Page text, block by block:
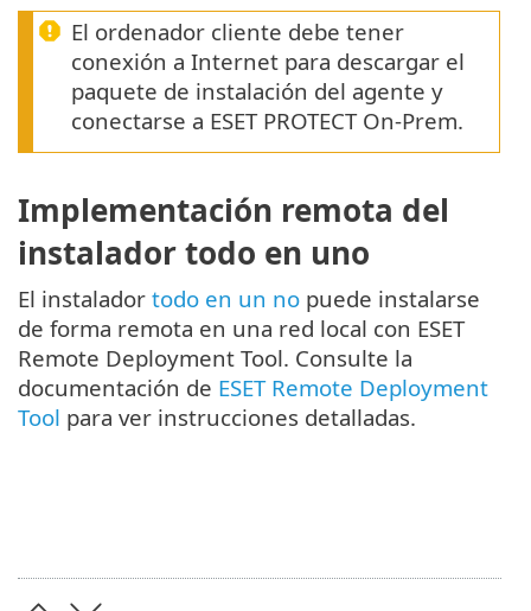
El ordenador cliente debe tener
conexión a Internet para descargar el
paquete de instalación del agente y
conectarse a ESET PROTECT On-Prem.
Implementación remota del
instalador todo en uno
El instalador todo en un no puede instalarse
de forma remota en una red local con ESET
Remote Deployment Tool. Consulte la
documentación de ESET Remote Deployment
Tool para ver instrucciones detalladas.